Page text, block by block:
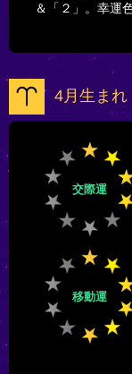
＆「２」。幸運
4月生まれ
交際運
移動運